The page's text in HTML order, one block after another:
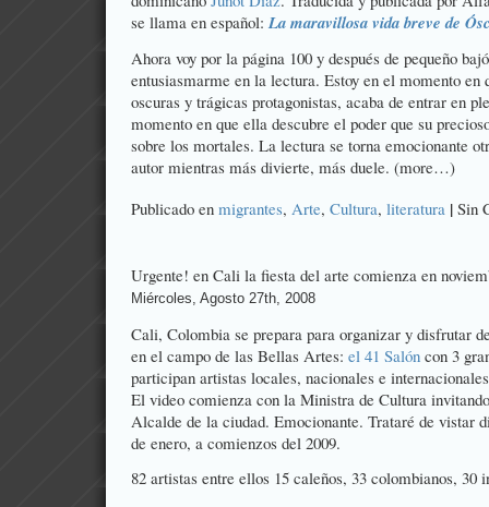
se llama en español:La maravillosa vida breve de
Ahora voy por la página 100 y después de pequeño
entusiasmarme en la lectura. Estoy en el momento en
oscuras y trágicas protagonistas, acaba de entrar en
momento en que ella descubre el poder que su
sobre los mortales. La lectura se torna emocionante
autor mientras más divierte, más duele. (more…)
Publicado en migrantes, Arte, Cultura, literatura | Sin
Urgente! en Cali la fiesta del arte comienza en
Miércoles, Agosto 27th, 2008
Cali, Colombia se prepara para organizar y disfrutar
en el campo de las Bellas Artes: el 41 Salón con 3
participan artistas locales, nacionales e
El video comienza con la Ministra de Cultura
Alcalde de la ciudad. Emocionante. Trataré de vistar
de enero, a comienzos del 2009.
82 artistas entre ellos 15 caleños, 33 colombianos,